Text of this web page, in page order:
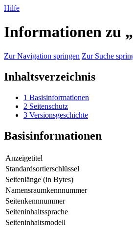
Hilfe
Informationen zu
Zur Navigation springen Zur Suche
Inhaltsverzeichnis
1 Basisinformationen
2 Seitenschutz
3 Versionsgeschichte
Basisinformationen
Anzeigetitel
Standardsortierschlüssel
Seitenlänge (in Bytes)
Namensraumkennnummer
Seitenkennnummer
Seiteninhaltssprache
Seiteninhaltsmodell